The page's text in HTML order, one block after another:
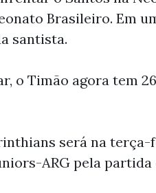
Brasileiro. Em
santista.
o Timão agora tem
será na terça-
ARG pela